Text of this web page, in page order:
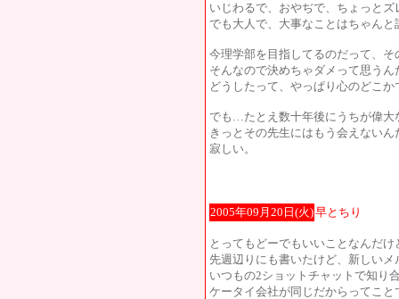
いじわるで、おやぢで、ちょっとズ
でも大人で、大事なことはちゃん
今理学部を目指してるのだって、
そんなので決めちゃダメって思うん
どうしたって、やっぱり心のどこ
でも…たとえ数十年後にうちが偉大
きっとその先生にはもう会えない
寂しい。
2005年09月20日(火)早とちり
とってもどーでもいいことなんだけ
先週辺りにも書いたけど、新しい
いつもの2ショットチャットで知り
ケータイ会社が同じだからってこと